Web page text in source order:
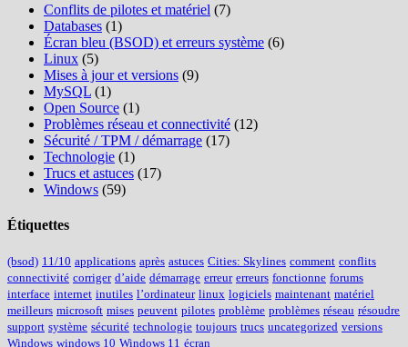
Conflits de pilotes et matériel (7)
Databases (1)
Écran bleu (BSOD) et erreurs système (6)
Linux (5)
Mises à jour et versions (9)
MySQL (1)
Open Source (1)
Problèmes réseau et connectivité (12)
Sécurité / TPM / démarrage (17)
Technologie (1)
Trucs et astuces (17)
Windows (59)
Étiquettes
(bsod) 11/10 applications après astuces Cities: Skylines comment conflits
connectivité corriger d’aide démarrage erreur erreurs fonctionne forums
interface internet inutiles l’ordinateur linux logiciels maintenant matériel
meilleurs microsoft mises peuvent pilotes problème problèmes réseau résoudre
support système sécurité technologie toujours trucs uncategorized versions
Windows windows 10 Windows 11 écran